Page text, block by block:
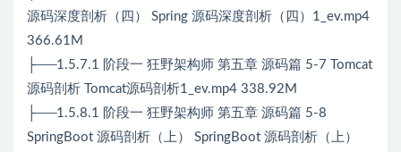
源码深度剖析（四） Spring 源码深度剖析（四）1_ev.mp4
366.61M
├──1.5.7.1 阶段一 狂野架构师 第五章 源码篇 5-7 Tomcat
源码剖析 Tomcat源码剖析1_ev.mp4 338.92M
├──1.5.8.1 阶段一 狂野架构师 第五章 源码篇 5-8
SpringBoot 源码剖析（上） SpringBoot 源码剖析（上）